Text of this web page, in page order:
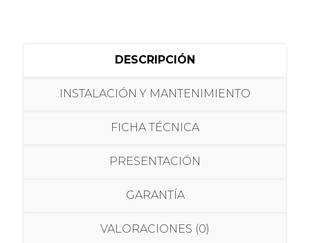
DESCRIPCIÓN
INSTALACIÓN Y MANTENIMIENTO
FICHA TÉCNICA
PRESENTACIÓN
GARANTÍA
VALORACIONES (0)